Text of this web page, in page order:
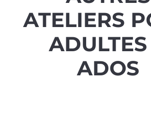
ATELIERS
ADOS